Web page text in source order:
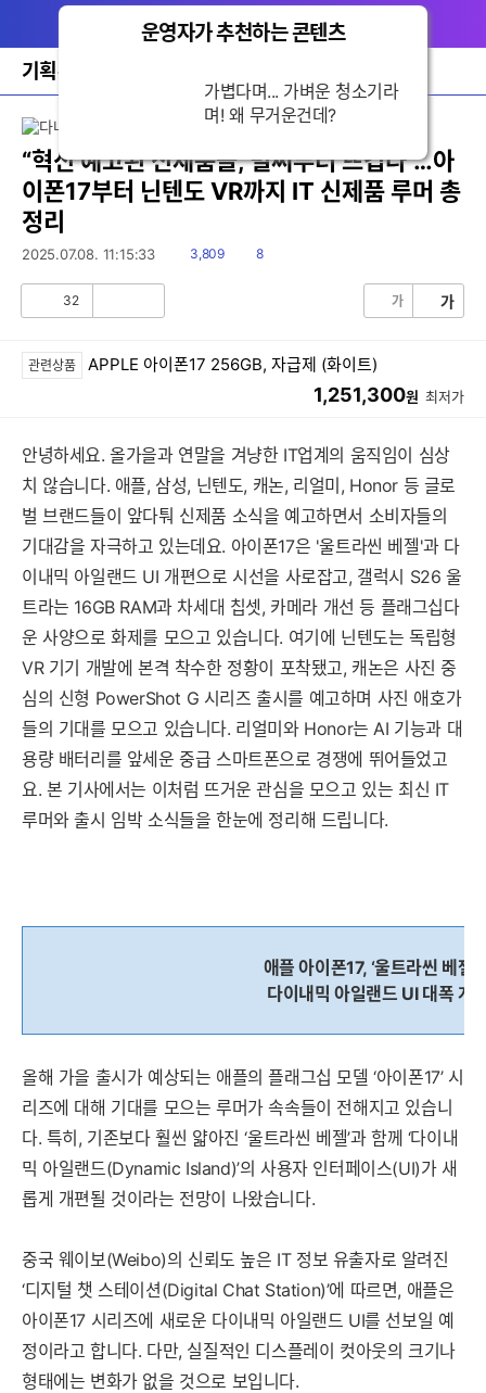
다
와
홈
기획뉴스
이
어
글
“혁신 예고된 신제품들, 벌써부터 뜨겁다”…아
이폰17부터 닌텐도 VR까지 IT 신제품 루머 총
정리
2025.07.08. 11:15:33
읽
3,809
댓
8
공32 가 가
관련상품 APPLE 아이폰17 256GB, 자급제 (화이트)
1,251,300원 최저가
안녕하세요. 올가을과 연말을 겨냥한 IT업계의 움직임이 심상
치 않습니다. 애플, 삼성, 닌텐도, 캐논, 리얼미, Honor 등 글로
벌 브랜드들이 앞다퉈 신제품 소식을 예고하면서 소비자들의
기대감을 자극하고 있는데요. 아이폰17은 '울트라씬 베젤'과 다
이내믹 아일랜드 UI 개편으로 시선을 사로잡고, 갤럭시 S26 울
트라는 16GB RAM과 차세대 칩셋, 카메라 개선 등 플래그십다
운 사양으로 화제를 모으고 있습니다. 여기에 닌텐도는 독립형
VR 기기 개발에 본격 착수한 정황이 포착됐고, 캐논은 사진 중
심의 신형 PowerShot G 시리즈 출시를 예고하며 사진 애호가
들의 기대를 모으고 있습니다. 리얼미와 Honor는 AI 기능과 대
용량 배터리를 앞세운 중급 스마트폰으로 경쟁에 뛰어들었고
요. 본 기사에서는 이처럼 뜨거운 관심을 모으고 있는 최신 IT
루머와 출시 임박 소식들을 한눈에 정리해 드립니다.
애플 아이폰17, ‘울트라씬 베 젤’
다이내믹 아일랜드 UI 대폭 개
올해 가을 출시가 예상되는 애플의 플래그십 모델 ‘아이폰17’ 시
리즈에 대해 기대를 모으는 루머가 속속들이 전해지고 있습니
다. 특히, 기존보다 훨씬 얇아진 ‘울트라씬 베젤’과 함께 ‘다이내
믹 아일랜드(Dynamic Island)’의 사용자 인터페이스(UI)가 새
롭게 개편될 것이라는 전망이 나왔습니다.
중국 웨이보(Weibo)의 신뢰도 높은 IT 정보 유출자로 알려진
‘디지털 챗 스테이션(Digital Chat Station)’에 따르면, 애플은
아이폰17 시리즈에 새로운 다이내믹 아일랜드 UI를 선보일 예
정이라고 합니다. 다만, 실질적인 디스플레이 컷아웃의 크기나
형태에는 변화가 없을 것으로 보입니다.
운영자가 추천하는 콘텐츠
가볍다며... 가벼운 청소기라
며! 왜 무거운건데?